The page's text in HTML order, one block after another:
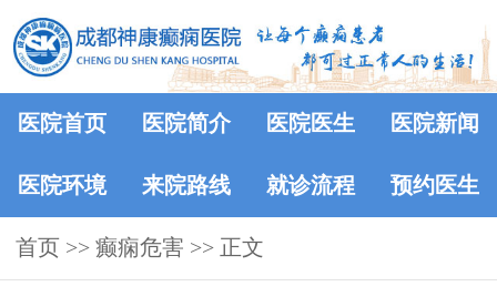
医院首页 医院简介 医院医生 医院新闻
医院环境 来院路线 就诊流程 预约医生
首页 >> 癫痫危害 >> 正文